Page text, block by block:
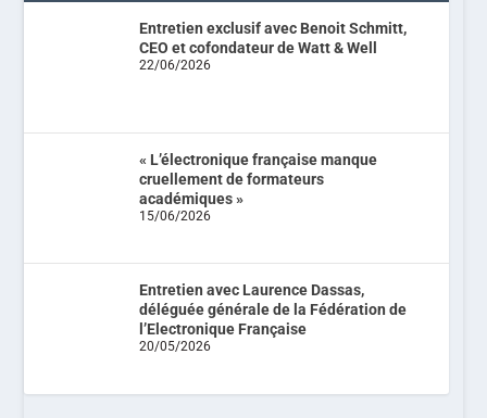
Entretien exclusif avec Benoit Schmitt,
CEO et cofondateur de Watt & Well
22/06/2026
« L’électronique française manque
cruellement de formateurs
académiques »
15/06/2026
Entretien avec Laurence Dassas,
déléguée générale de la Fédération de
l’Electronique Française
20/05/2026